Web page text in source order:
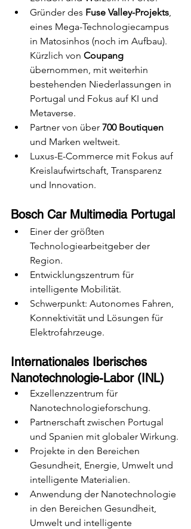
Gründer des Fuse Valley-Projekts,
eines Mega-Technologiecampus
in Matosinhos (noch im Aufbau).
Kürzlich von Coupang
übernommen, mit weiterhin
bestehenden Niederlassungen in
Portugal und Fokus auf KI und
Metaverse.
Partner von über 700 Boutiquen
und Marken weltweit.
Luxus-E-Commerce mit Fokus auf
Kreislaufwirtschaft, Transparenz
und Innovation.
Bosch Car Multimedia Portugal
Einer der größten
Technologiearbeitgeber der
Region.
Entwicklungszentrum für
intelligente Mobilität.
Schwerpunkt: Autonomes Fahren,
Konnektivität und Lösungen für
Elektrofahrzeuge.
Internationales Iberisches
Nanotechnologie-Labor (INL)
Exzellenzzentrum für
Nanotechnologieforschung.
Partnerschaft zwischen Portugal
und Spanien mit globaler Wirkung.
Projekte in den Bereichen
Gesundheit, Energie, Umwelt und
intelligente Materialien.
Anwendung der Nanotechnologie
in den Bereichen Gesundheit,
Umwelt und intelligente